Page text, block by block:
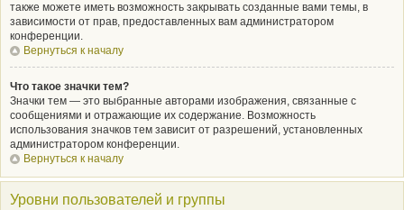
также можете иметь возможность закрывать созданные вами темы, в
зависимости от прав, предоставленных вам администратором
конференции.
Вернуться к началу
Что такое значки тем?
Значки тем — это выбранные авторами изображения, связанные с
сообщениями и отражающие их содержание. Возможность
использования значков тем зависит от разрешений, установленных
администратором конференции.
Вернуться к началу
Уровни пользователей и группы